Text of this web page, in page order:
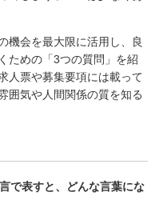
機会を最大限に活用し、良
ための「3つの質問」を紹
人票や募集要項には載って
囲気や人間関係の質を知る
で表すと、どんな言葉にな